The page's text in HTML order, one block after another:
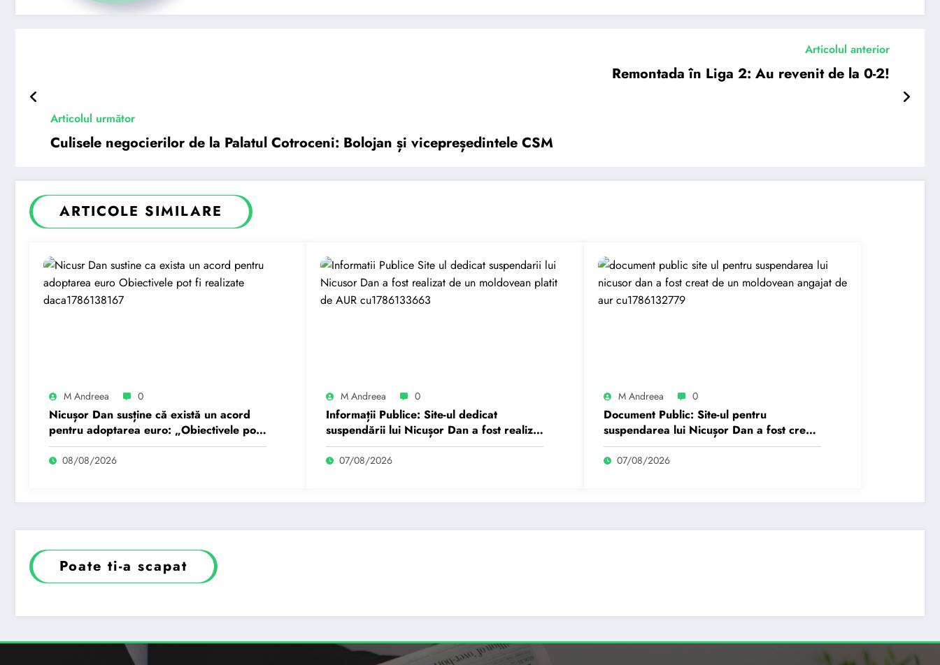
Articolul anterior
Remontada în Liga 2: Au revenit de la 0-2!
Articolul următor
Culisele negocierilor de la Palatul Cotroceni: Bolojan și vicepreședintele CSM
ARTICOLE SIMILARE
M Andreea 0
Nicușor Dan susține că există un acord
pentru adoptarea euro: „Obiectivele pot
fi realizate dacă…
08/08/2026
M Andreea 0
Informații Publice: Site-ul dedicat
suspendării lui Nicușor Dan a fost realizat
de un moldovean plătit de AUR cu…
07/08/2026
M Andreea 0
Document Public: Site-ul pentru
suspendarea lui Nicușor Dan a fost creat
de un moldovean angajat de AUR cu…
07/08/2026
Poate ti-a scapat